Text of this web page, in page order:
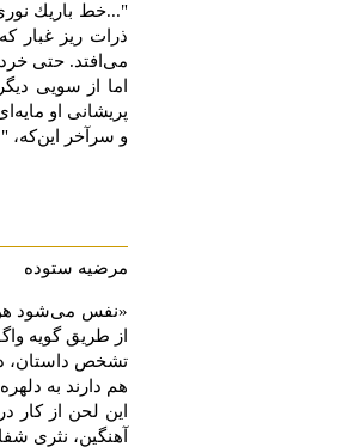
"...خط باریك
ذرات ریز غبار
می‌افتد. حتی
اما از سویی
پریشانی او
و سرآخر
مرضیه ستوده
«نفس می‌شود هن
از طریق گویه
تشخص داستان،
هم دارند به
این لحن از
آهنگین، نثری